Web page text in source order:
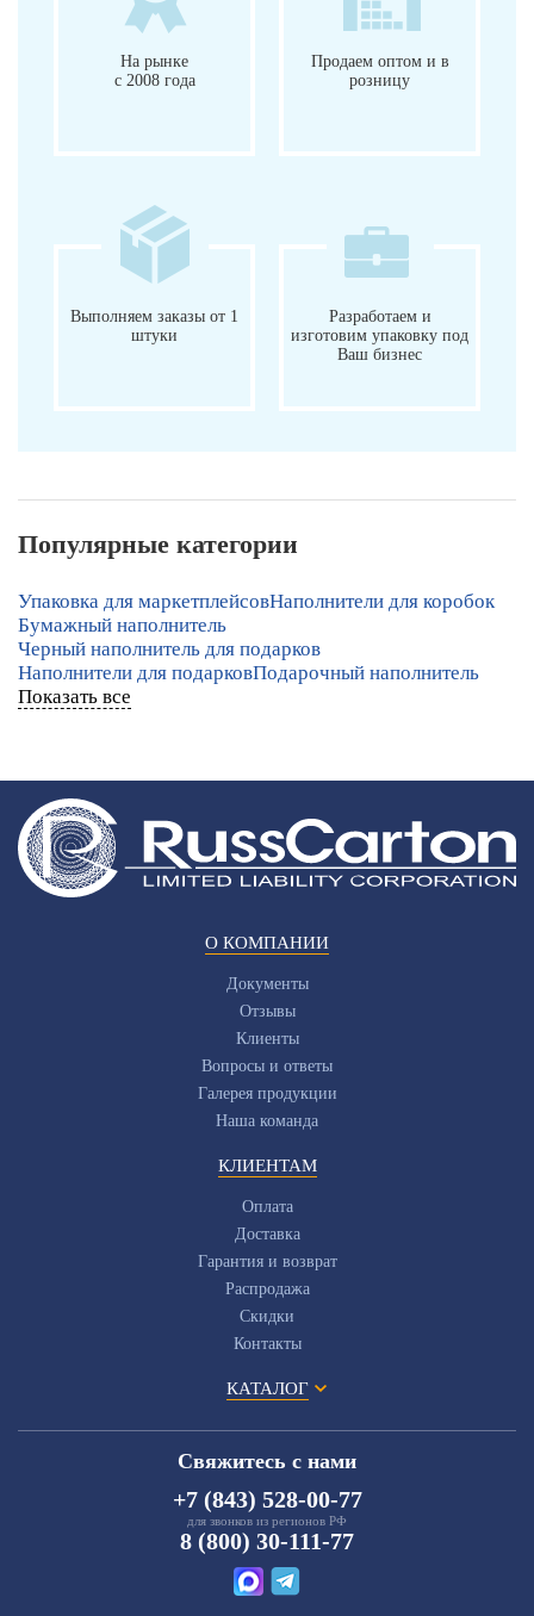
На рынке
с 2008 года
Продаем оптом и в
розницу
Выполняем заказы от 1
штуки
Разработаем и
изготовим упаковку под
Ваш бизнес
Популярные категории
Упаковка для маркетплейсовНаполнители для коробок
Бумажный наполнитель
Черный наполнитель для подарков
Наполнители для подарковПодарочный наполнитель
Показать все
О КОМПАНИИ
Документы
Отзывы
Клиенты
Вопросы и ответы
Галерея продукции
Наша команда
КЛИЕНТАМ
Оплата
Доставка
Гарантия и возврат
Распродажа
Скидки
Контакты
КАТАЛОГ
Свяжитесь с нами
+7 (843) 528-00-77
для звонков из регионов РФ
8 (800) 30-111-77